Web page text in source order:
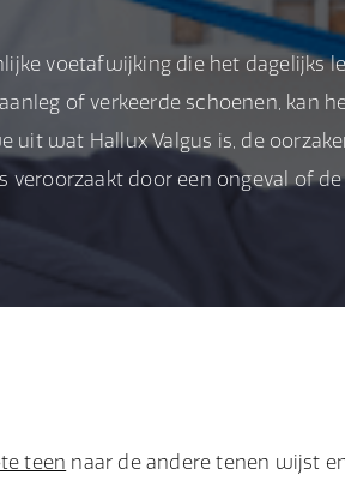
voetafwijking die het dagelijks
of verkeerde schoenen, kan
uit wat Hallux Valgus is, de
veroorzaakt door een ongeval of de
teen naar de andere tenen wijst